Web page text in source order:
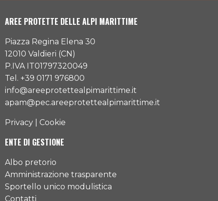
AREE PROTETTE DELLE ALPI MARITTIME
Piazza Regina Elena 30
12010 Valdieri (CN)
P.IVA IT01797320049
Tel. +39 0171 976800
info@areeprotettealpimarittime.it
apam@pec.areeprotettealpimarittime.it
Privacy Cookie
ENTE DI GESTIONE
Albo pretorio
Amministrazione trasparente
Sportello unico modulistica
Contatti